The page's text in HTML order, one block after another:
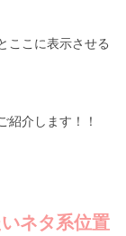
ここに表示させる
紹介します！！
ネタ系位置